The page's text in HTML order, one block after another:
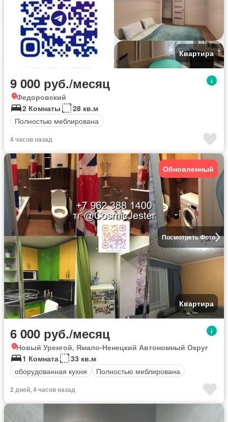
Квартира
9 000 руб./месяц
Федоровский
2 Комнаты
28 кв.м
Полностью меблирована
4 часов назад
Посмотреть Фото
Обновленный
Квартира
6 000 руб./месяц
Новый Уренгой, Ямало-Ненецкий Автономный Округ
1 Комната
33 кв.м
оборудованная кухня
Полностью меблирована
2 дней, 4 часов назад